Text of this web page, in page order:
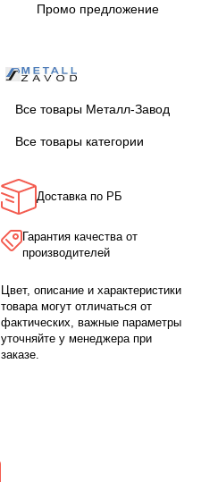
Промо предложение
Все товары Металл-Завод
Все товары категории
Доставка по РБ
Гарантия качества от
производителей
Цвет, описание и характеристики
товара могут отличаться от
фактических, важные параметры
уточняйте у менеджера при
заказе.